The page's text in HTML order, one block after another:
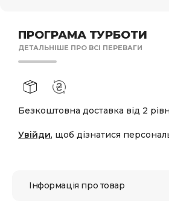
ПРОГРАМА ТУРБОТИ
ДЕТАЛЬНІШЕ ПРО ВСІ ПЕРЕВАГИ
Безкоштовна доставка від 2
Увійди, щоб дізнатися
Інформація про товар